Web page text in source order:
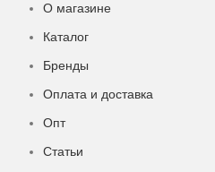
О магазине
Каталог
Бренды
Оплата и доставка
Опт
Статьи